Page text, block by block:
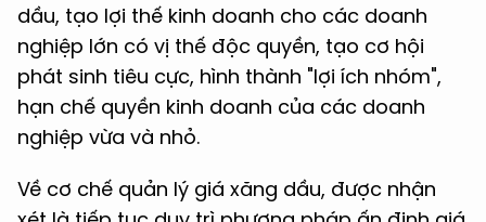
dầu, tạo lợi thế kinh doanh cho các doanh
nghiệp lớn có vị thế độc quyền, tạo cơ hội
phát sinh tiêu cực, hình thành "lợi ích nhóm",
hạn chế quyền kinh doanh của các doanh
nghiệp vừa và nhỏ.
Về cơ chế quản lý giá xăng dầu, được nhận